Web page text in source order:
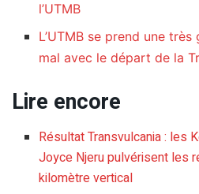
l’UTMB
L’UTMB se prend une
mal avec le départ de la
Lire encore
Résultat Transvulcania : les
Joyce Njeru pulvérisent les
kilomètre vertical